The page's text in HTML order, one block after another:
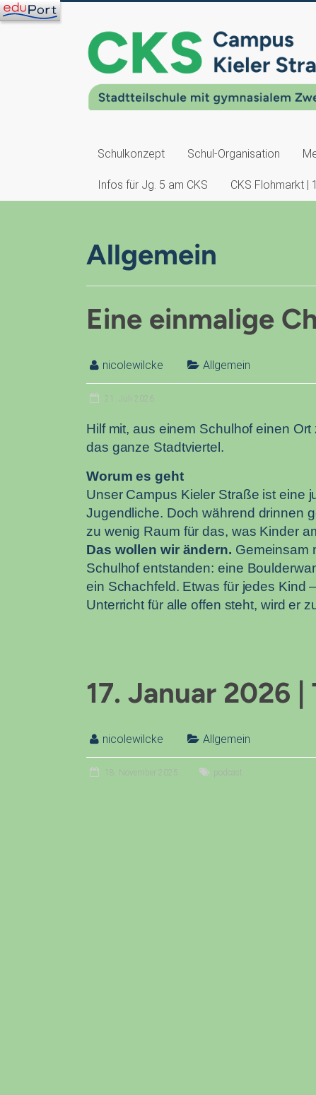
Schulkonzept Schul-Organisation
Infos für Jg. 5 am CKS CKS Flohmarkt |
Allgemein
Eine einmalige
nicolewilcke Allgemein
21. Juli 2026
Hilf mit, aus einem Schulhof einen
das ganze Stadtviertel.
Worum es geht
Unser Campus Kieler Straße ist eine
Jugendliche. Doch während drinnen
zu wenig Raum für das, was Kinder
Das wollen wir ändern. Gemeinsam
Schulhof entstanden: eine
ein Schachfeld. Etwas für jedes Kind
Unterricht für alle offen steht, wird er
17. Januar 2026
nicolewilcke Allgemein
18. November 2025 podcast